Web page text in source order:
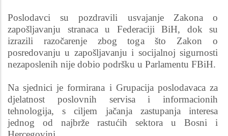
Poslodavci su pozdravili usvajanje Zakona o
zapošljavanju stranaca u Federaciji BiH, dok su
izrazili razočarenje zbog toga što Zakon o
posredovanju u zapošljavanju i socijalnoj sigurnosti
nezaposlenih nije dobio podršku u Parlamentu FBiH.
Na sjednici je formirana i Grupacija poslodavaca za
djelatnost poslovnih servisa i informacionih
tehnologija, s ciljem jačanja zastupanja interesa
jednog od najbrže rastućih sektora u Bosni i